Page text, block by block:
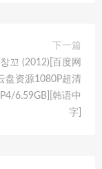
下一篇
꼬 (2012)[百度网
盘资源1080P超清
6.59GB][韩语中
字]